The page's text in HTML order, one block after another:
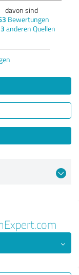
davon sind
Bewertungen
3 anderen Quellen